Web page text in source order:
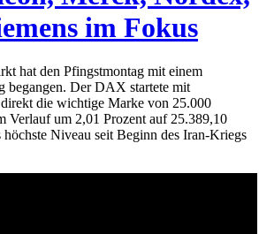
im Fokus
hat den Pfingstmontag mit einem
begangen. Der DAX startete mit
die wichtige Marke von 25.000
Verlauf um 2,01 Prozent auf 25.389,10
Niveau seit Beginn des Iran-Kriegs